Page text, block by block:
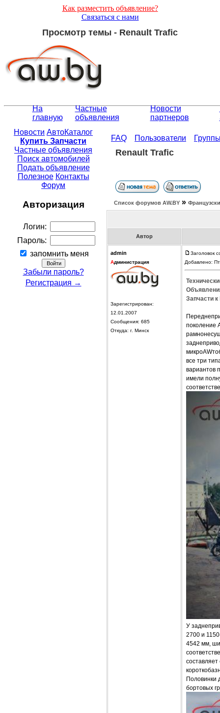
Как разместить объявление?
Связаться с нами
Просмотр темы - Renault Trafic
На
главную
Частные
объявления
Новости
партнеров
Новости АвтоКаталог
Купить Запчасти
Частные объявления
Поиск автомобилей
Подать объявление
Полезное Контакты
Форум
Авторизация
Логин:
Пароль:
запомнить меня
Забыли пароль?
Регистрация →
FAQ Пользователи
Renault Trafic
Список форумов АW.BY »
Автор
admin
Администрация
Зарегистрирован:
12.01.2007
Сообщения: 685
Откуда: г. Минск
Заголовок
Добавлено:
Запчасти
поколение
все три
вариантов
имели
У
2700 и
4542 мм,
Половинки
бортовых